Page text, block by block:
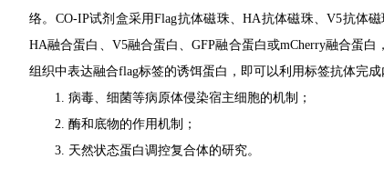
络。CO-IP试剂盒采用Flag抗体磁珠、HA抗体磁珠、V5抗体磁
HA融合蛋白、V5融合蛋白、GFP融合蛋白或mCherry融合蛋
组织中表达融合flag标签的诱饵蛋白，即可以利用标签抗体完
1. 病毒、细菌等病原体侵染宿主细胞的机制；
2. 酶和底物的作用机制；
3. 天然状态蛋白调控复合体的研究。